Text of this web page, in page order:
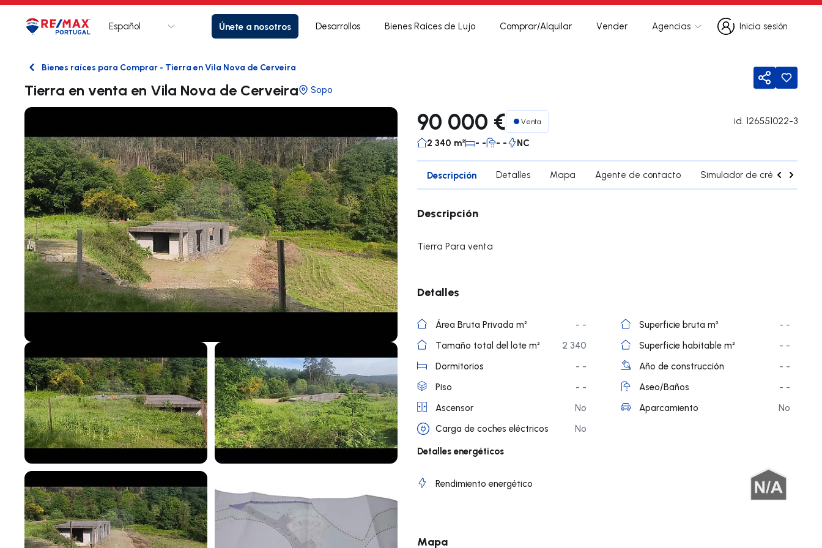
LogotipoIr a la página de inicio
Español Únete a nosotros Desarrollos Bienes Raíces de Lujo Comprar/Alquilar Vender Agencias
Inicia sesión
Inicia sesión
AtrásBienes raíces para Comprar - Tierra en Vila Nova de Cerveira
Tierra en venta en Vila Nova de Cerveira Sopo Compartir
90 000 € Venta id. 126551022-3
2 340 m² - - - - NC
Descripción Detalles Mapa Agente de contacto Simulador de crédito
Descripción
Tierra Para venta
Detalles
Área Bruta Privada m² - - Superficie bruta m²
- -
Tamaño total del lote m²
2 340 Superficie habitable m²
- -
Dormitorios
- - Año de construcción
- -
Piso
- - Aseo/Baños
- -
Ascensor
No Aparcamiento
No
Carga de coches eléctricos
No
Detalles energéticos
Rendimiento energético
Mapa